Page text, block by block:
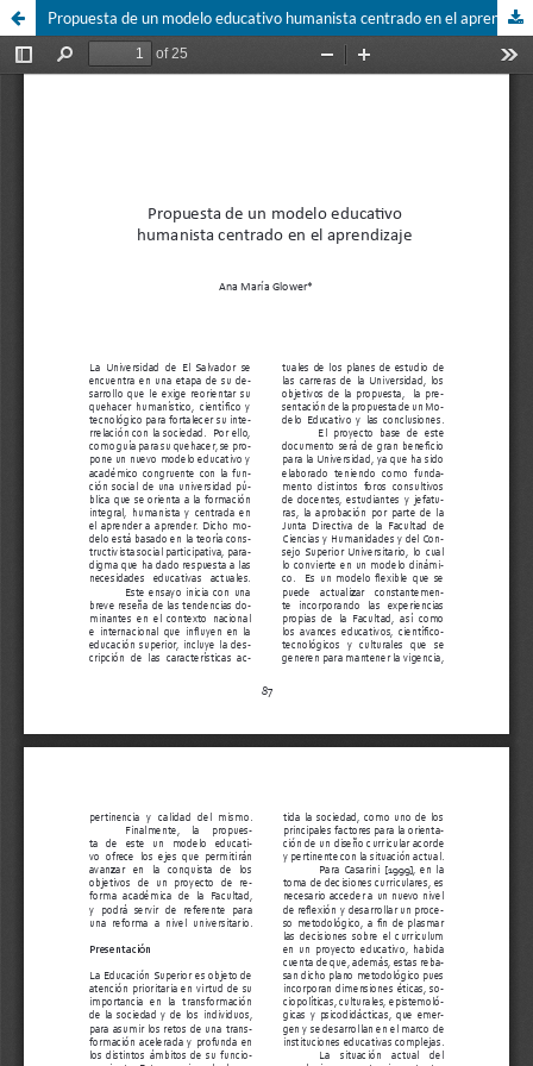
Propuesta de un modelo educativo humanista centrado en el aprendizaje